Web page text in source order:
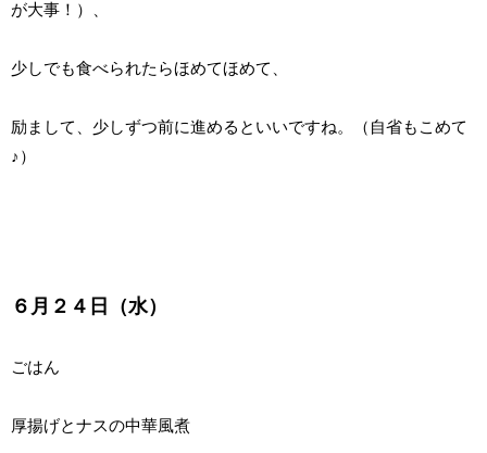
が大事！）、
少しでも食べられたらほめてほめて、
励まして、少しずつ前に進めるといいですね。（自省もこめて
♪）
６月２４日（水）
ごはん
厚揚げとナスの中華風煮